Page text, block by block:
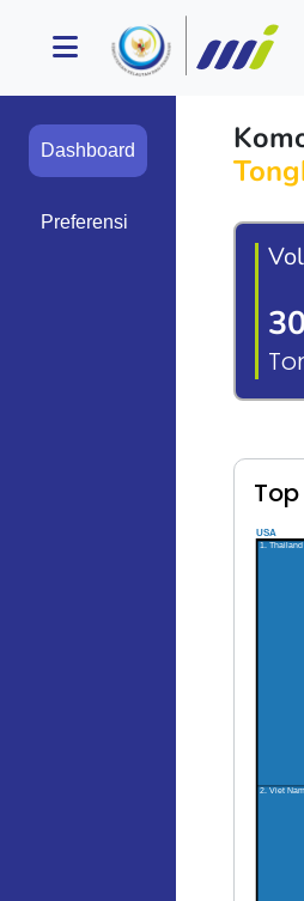
Dashboard
Preferensi
USA
1. Thailand
2. Viet